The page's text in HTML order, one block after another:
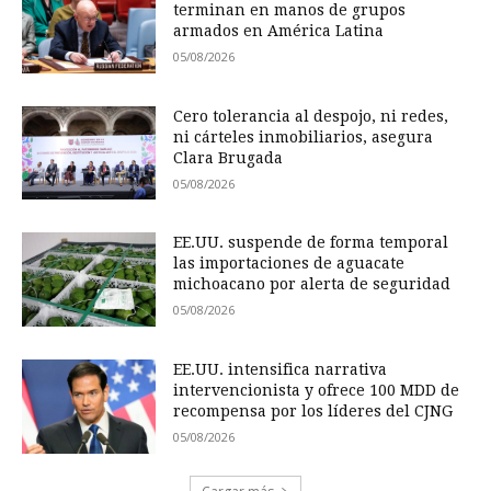
terminan en manos de grupos
armados en América Latina
05/08/2026
Cero tolerancia al despojo, ni redes,
ni cárteles inmobiliarios, asegura
Clara Brugada
05/08/2026
EE.UU. suspende de forma temporal
las importaciones de aguacate
michoacano por alerta de seguridad
05/08/2026
EE.UU. intensifica narrativa
intervencionista y ofrece 100 MDD de
recompensa por los líderes del CJNG
05/08/2026